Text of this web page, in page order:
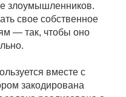
злоумышленников.
свое собственное
— так, чтобы оно
вместе с
закодирована